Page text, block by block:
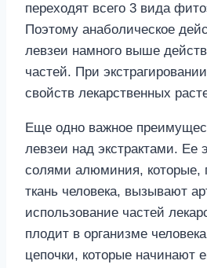
переходят всего 3 вида
Поэтому анаболическое
левзеи намного выше
частей. При
свойств лекарственных
Еще одно важное
левзеи над экстрактами. Ее
солями алюминия, которые,
ткань человека, вызывают
использование частей
плодит в организме
цепочки, которые начинают